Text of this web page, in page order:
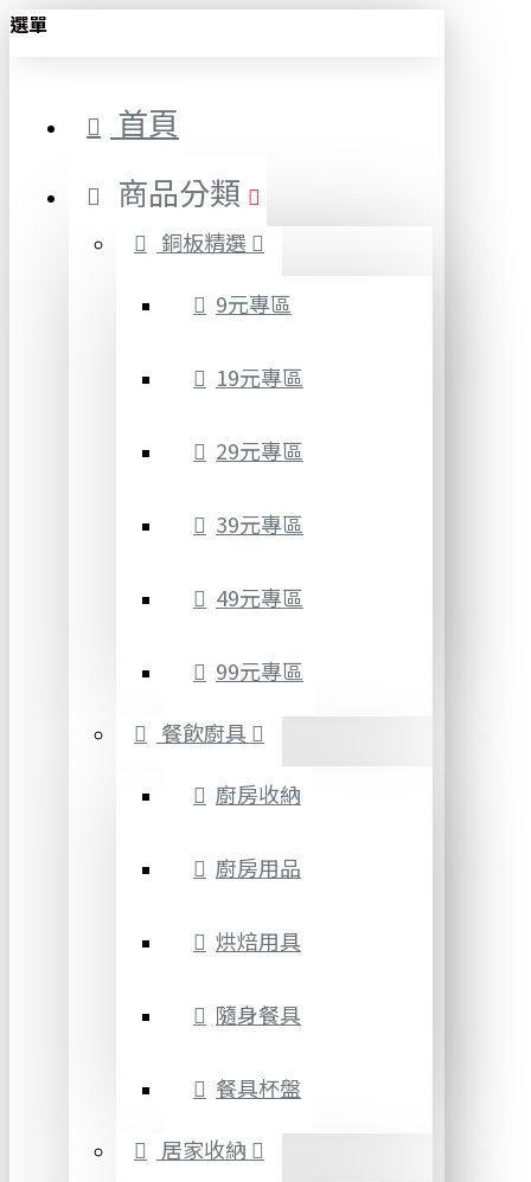
選單
首頁
商品分類
銅板精選
9元專區
19元專區
29元專區
39元專區
49元專區
99元專區
餐飲廚具
廚房收納
廚房用品
烘焙用具
隨身餐具
餐具杯盤
居家收納